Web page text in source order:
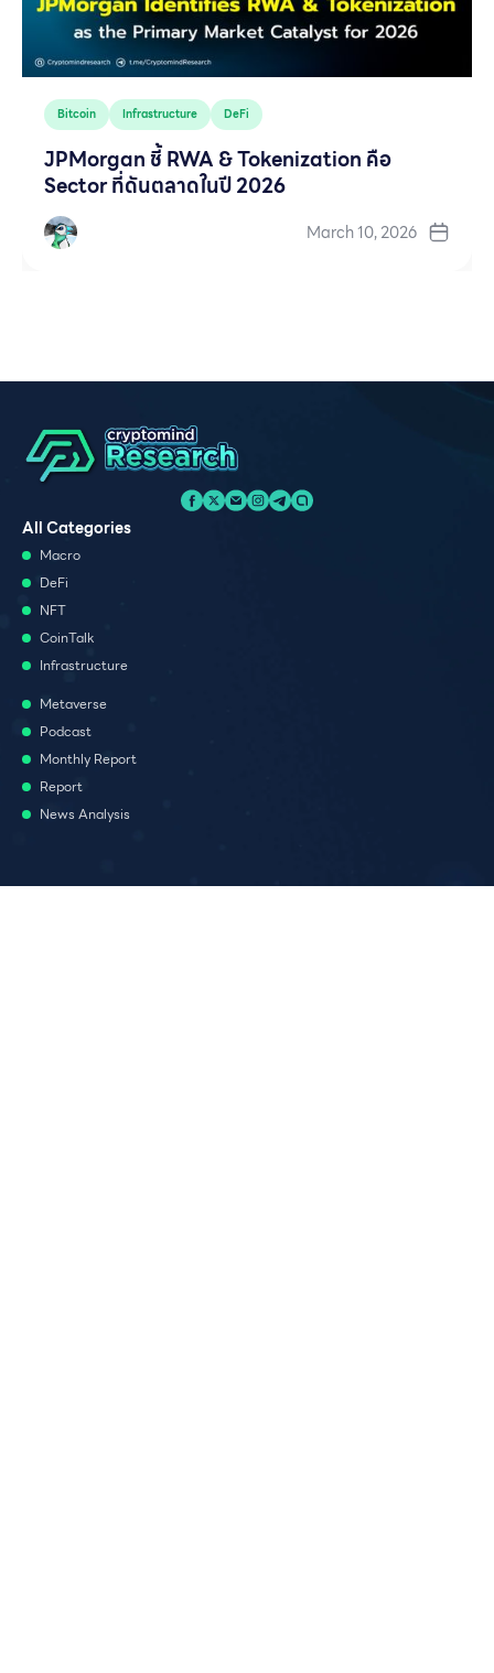
Bitcoin Infrastructure DeFi
JPMorgan ชี้ RWA & Tokenization คือ
Sector ที่ดันตลาดในปี 2026
March 10, 2026
All Categories
Macro
DeFi
NFT
CoinTalk
Infrastructure
Metaverse
Podcast
Monthly Report
Report
News Analysis